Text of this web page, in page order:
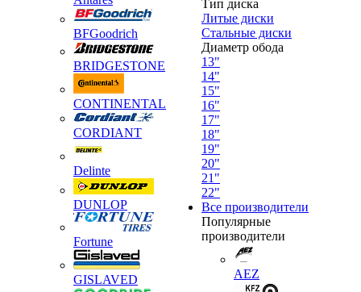
BFGoodrich
BRIDGESTONE
CONTINENTAL
CORDIANT
Delinte
DUNLOP
Fortune
GISLAVED
Тип диска
Литые диски
Стальные диски
Диаметр обода
13"
14"
15"
16"
17"
18"
19"
20"
21"
22"
Все производители
Популярные
производители
AEZ